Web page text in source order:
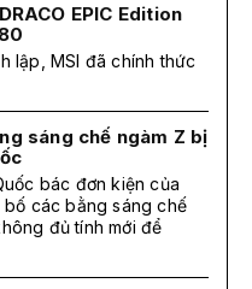
EPIC Edition
lập, MSI đã chính thức
sáng chế ngàm Z bị
bác đơn kiện của
các bằng sáng chế
đủ tính mới để